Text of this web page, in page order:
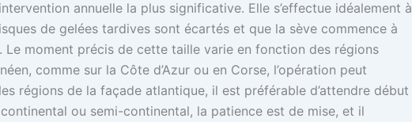
annuelle la plus significative. Elle s’effectue idéalement à
de gelées tardives sont écartés et que la sève commence à
Le moment précis de cette taille varie en fonction des régions
comme sur la Côte d’Azur ou en Corse, l’opération peut
régions de la façade atlantique, il est préférable d’attendre début
ou semi-continental, la patience est de mise, et il